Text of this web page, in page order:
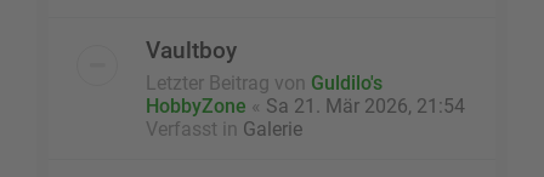
Vaultboy
Letzter Beitrag von Guldilo's
HobbyZone « Sa 21. Mär 2026, 21:54
Verfasst in Galerie